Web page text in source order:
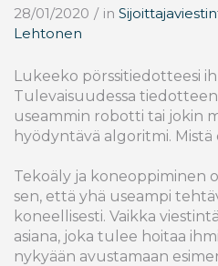
28/01/2020 / in
Lehtonen
Lukeeko pörssitiedotteesi
Tulevaisuudessa
useammin robotti tai jokin
hyödyntävä algoritmi. Mistä
Tekoäly ja koneoppiminen
sen, että yhä useampi
koneellisesti. Vaikka
asiana, joka tulee hoitaa
nykyään avustamaan